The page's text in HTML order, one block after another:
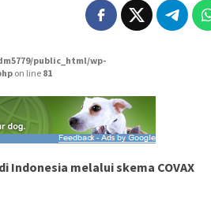
public_html/wp-
on line 81
Indonesia melalui skema COVAX